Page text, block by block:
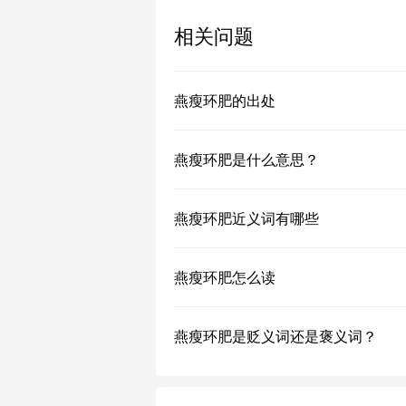
相关问题
燕瘦环肥的出处
燕瘦环肥是什么意思？
燕瘦环肥近义词有哪些
燕瘦环肥怎么读
燕瘦环肥是贬义词还是褒义词？